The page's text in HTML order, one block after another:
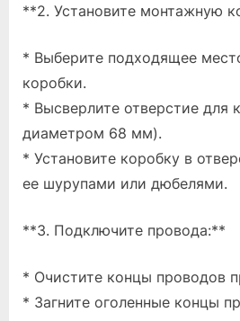
**2. Установите монтажную
* Выберите подходящее
коробки.
* Высверлите отверстие для
диаметром 68 мм).
* Установите коробку в
ее шурупами или дюбелями.
**3. Подключите провода:**
* Очистите концы проводов
* Загните оголенные концы